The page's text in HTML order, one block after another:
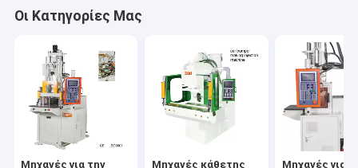
Μηχανές κάθετης βακελίτιδας
Μηχανές για τοποθέτηση με κάθετη ένεση της σειράς Pt
Μηχανές σφυρίσματος κάθετης ένεσης της σειράς Pt-Dm
Οι Κατηγορίες Μας
Μηχανές για την Μηχανές κάθετης Μηχανές για